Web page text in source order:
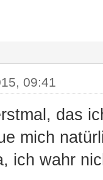
09:41
das
mich
ich wahr